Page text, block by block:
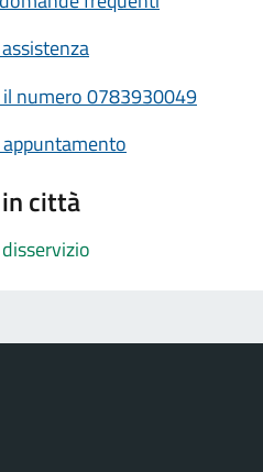
il numero 0783930049
città